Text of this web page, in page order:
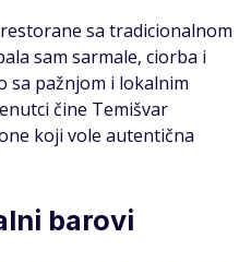
sa tradicionalnom
sam sarmale, ciorba i
sa pažnjom i lokalnim
čine Temišvar
koji vole autentična
barovi